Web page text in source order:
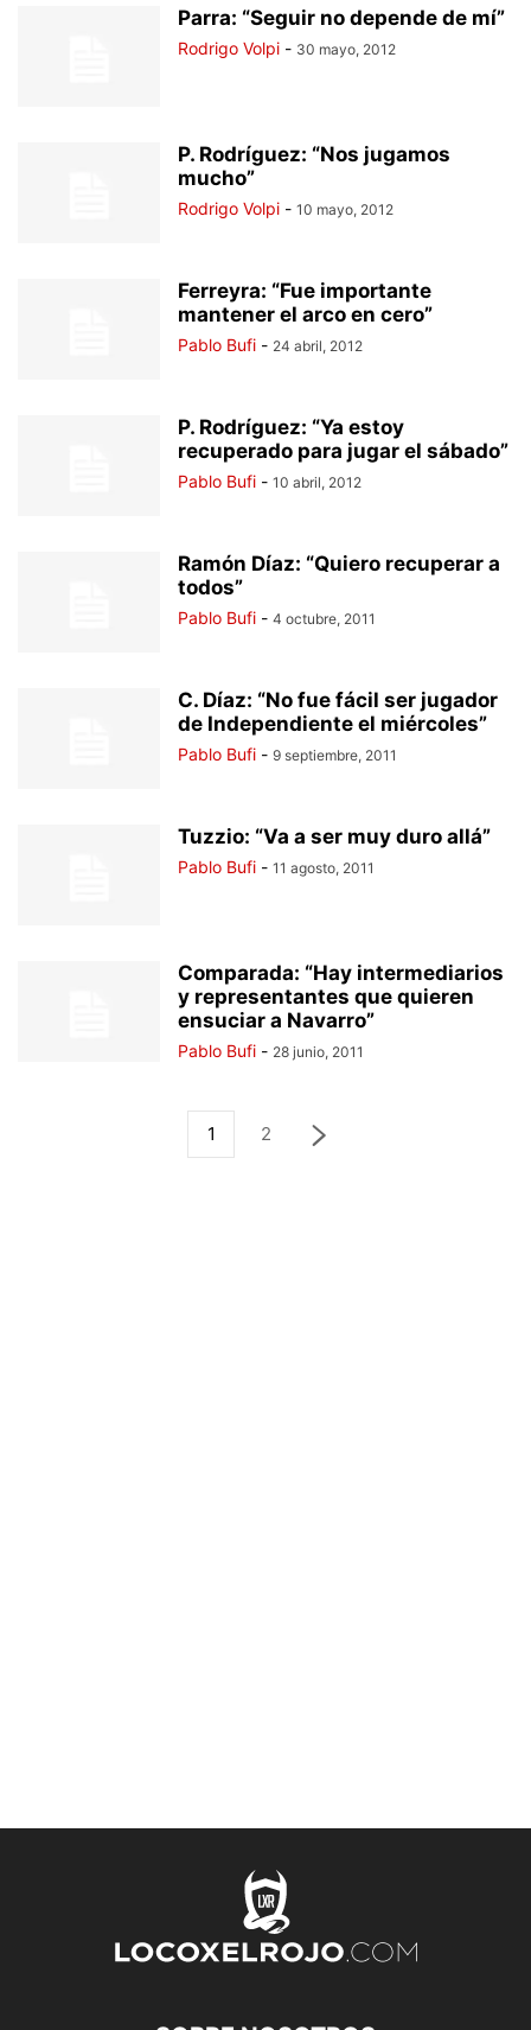
Parra: “Seguir no depende de mí”
Rodrigo Volpi - 30 mayo, 2012
P. Rodríguez: “Nos jugamos
mucho”
Rodrigo Volpi - 10 mayo, 2012
Ferreyra: “Fue importante
mantener el arco en cero”
Pablo Bufi - 24 abril, 2012
P. Rodríguez: “Ya estoy
recuperado para jugar el sábado”
Pablo Bufi - 10 abril, 2012
Ramón Díaz: “Quiero recuperar a
todos”
Pablo Bufi - 4 octubre, 2011
C. Díaz: “No fue fácil ser jugador
de Independiente el miércoles”
Pablo Bufi - 9 septiembre, 2011
Tuzzio: “Va a ser muy duro allá”
Pablo Bufi - 11 agosto, 2011
Comparada: “Hay intermediarios
y representantes que quieren
ensuciar a Navarro”
Pablo Bufi - 28 junio, 2011
1 2